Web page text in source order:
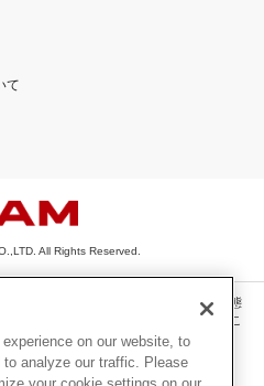
て
All Rights Reserved.
画像・写真・動画・音声等を、手段や形態
無断で複製、転載、ファイル化などするこ
いただけない場合があります。
on our website, to
analyze our traffic. Please